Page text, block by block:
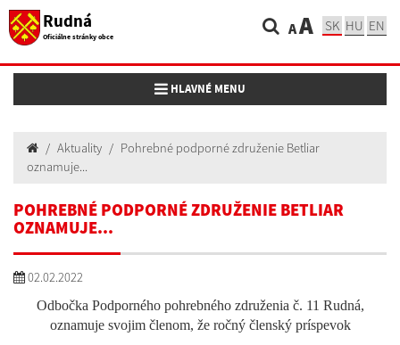
Rudná
Oficiálne stránky obce AA SK HU EN
Toggle navigation
HLAVNÉ MENU
Aktuality
Pohrebné podporné združenie Betliar
oznamuje...
POHREBNÉ PODPORNÉ ZDRUŽENIE BETLIAR
OZNAMUJE...
02.02.2022
Odbočka Podporného pohrebného združenia č. 11 Rudná,
oznamuje svojim členom, že ročný členský príspevok